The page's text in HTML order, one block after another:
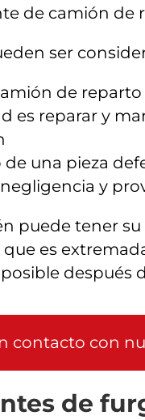
de camión de
ser
de reparto
es reparar y
una pieza
y
puede tener
que es
después
contacto con
de